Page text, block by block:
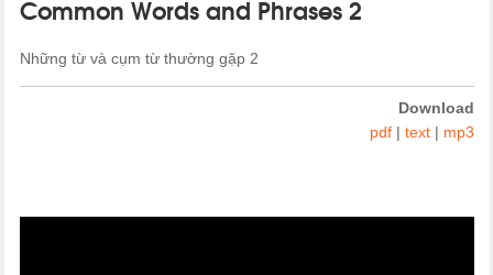
Common Words and Phrases 2
Những từ và cụm từ thường gặp 2
Download
pdf| text| mp3